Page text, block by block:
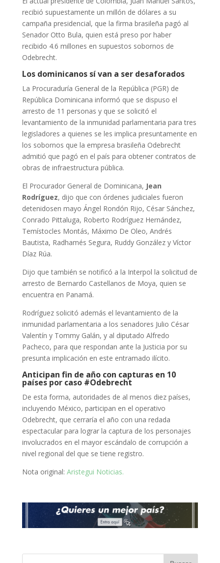
recibió supuestamente un millón de dólares a su
campaña presidencial, que la firma brasileña pagó al
Senador Otto Bula, quien está preso por haber
recibido 4.6 millones en supuestos sobornos de
Odebrecht.
Los dominicanos sí van a ser desaforados
La Procuraduría General de la República (PGR) de
República Dominicana informó que se dispuso el
arresto de 11 personas y que se solicitó el
levantamiento de la inmunidad parlamentaria para tres
legisladores a quienes se les implica presuntamente en
los sobornos que la empresa brasileña Odebrecht
admitió que pagó en el país para obtener contratos de
obras de infraestructura pública.
El Procurador General de Dominicana, Jean
Rodríguez, dijo que con órdenes judiciales fueron
detenidosen mayo Ángel Rondón Rijo, César Sánchez,
Conrado Pittaluga, Roberto Rodríguez Hernández,
Temístocles Montás, Máximo De Oleo, Andrés
Bautista, Radhamés Segura, Ruddy González y Víctor
Díaz Rúa.
Dijo que también se notificó a la Interpol la solicitud de
arresto de Bernardo Castellanos de Moya, quien se
encuentra en Panamá.
Rodríguez solicitó además el levantamiento de la
inmunidad parlamentaria a los senadores Julio César
Valentín y Tommy Galán, y al diputado Alfredo
Pacheco, para que respondan ante la Justicia por su
presunta implicación en este entramado ilícito.
Anticipan fin de año con capturas en 10
países por caso #Odebrecht
De esta forma, autoridades de al menos diez países,
incluyendo México, participan en el operativo
Odebrecht, que cerraría el año con una redada
espectacular para lograr la captura de los personajes
involucrados en el mayor escándalo de corrupción a
nivel regional del que se tiene registro.
Nota original: Aristegui Noticias.